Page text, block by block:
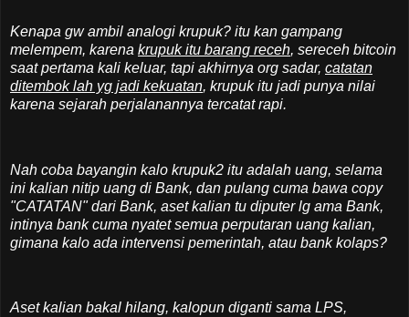
Kenapa gw ambil analogi krupuk? itu kan gampang
melempem, karena krupuk itu barang receh, sereceh bitcoin
saat pertama kali keluar, tapi akhirnya org sadar, catatan
ditembok lah yg jadi kekuatan, krupuk itu jadi punya nilai
karena sejarah perjalanannya tercatat rapi.
Nah coba bayangin kalo krupuk2 itu adalah uang, selama
ini kalian nitip uang di Bank, dan pulang cuma bawa copy
"CATATAN" dari Bank, aset kalian tu diputer lg ama Bank,
intinya bank cuma nyatet semua perputaran uang kalian,
gimana kalo ada intervensi pemerintah, atau bank kolaps?
Aset kalian bakal hilang, kalopun diganti sama LPS,